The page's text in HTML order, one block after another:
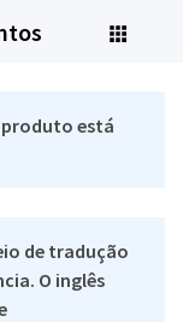
produto está
de tradução
O inglês